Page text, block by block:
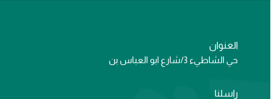
العنوان
حي الشاطيء 3/شارع ابو العباس بن
راسلنا